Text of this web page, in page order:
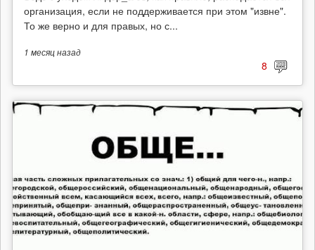
организация, если не поддерживается при этом "извне".
То же верно и для правых, но с...
1 месяцназад
8